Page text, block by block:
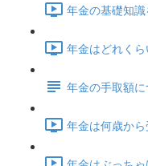
年金の基礎知
年金はどれく
年金の手取額に
年金は何歳か